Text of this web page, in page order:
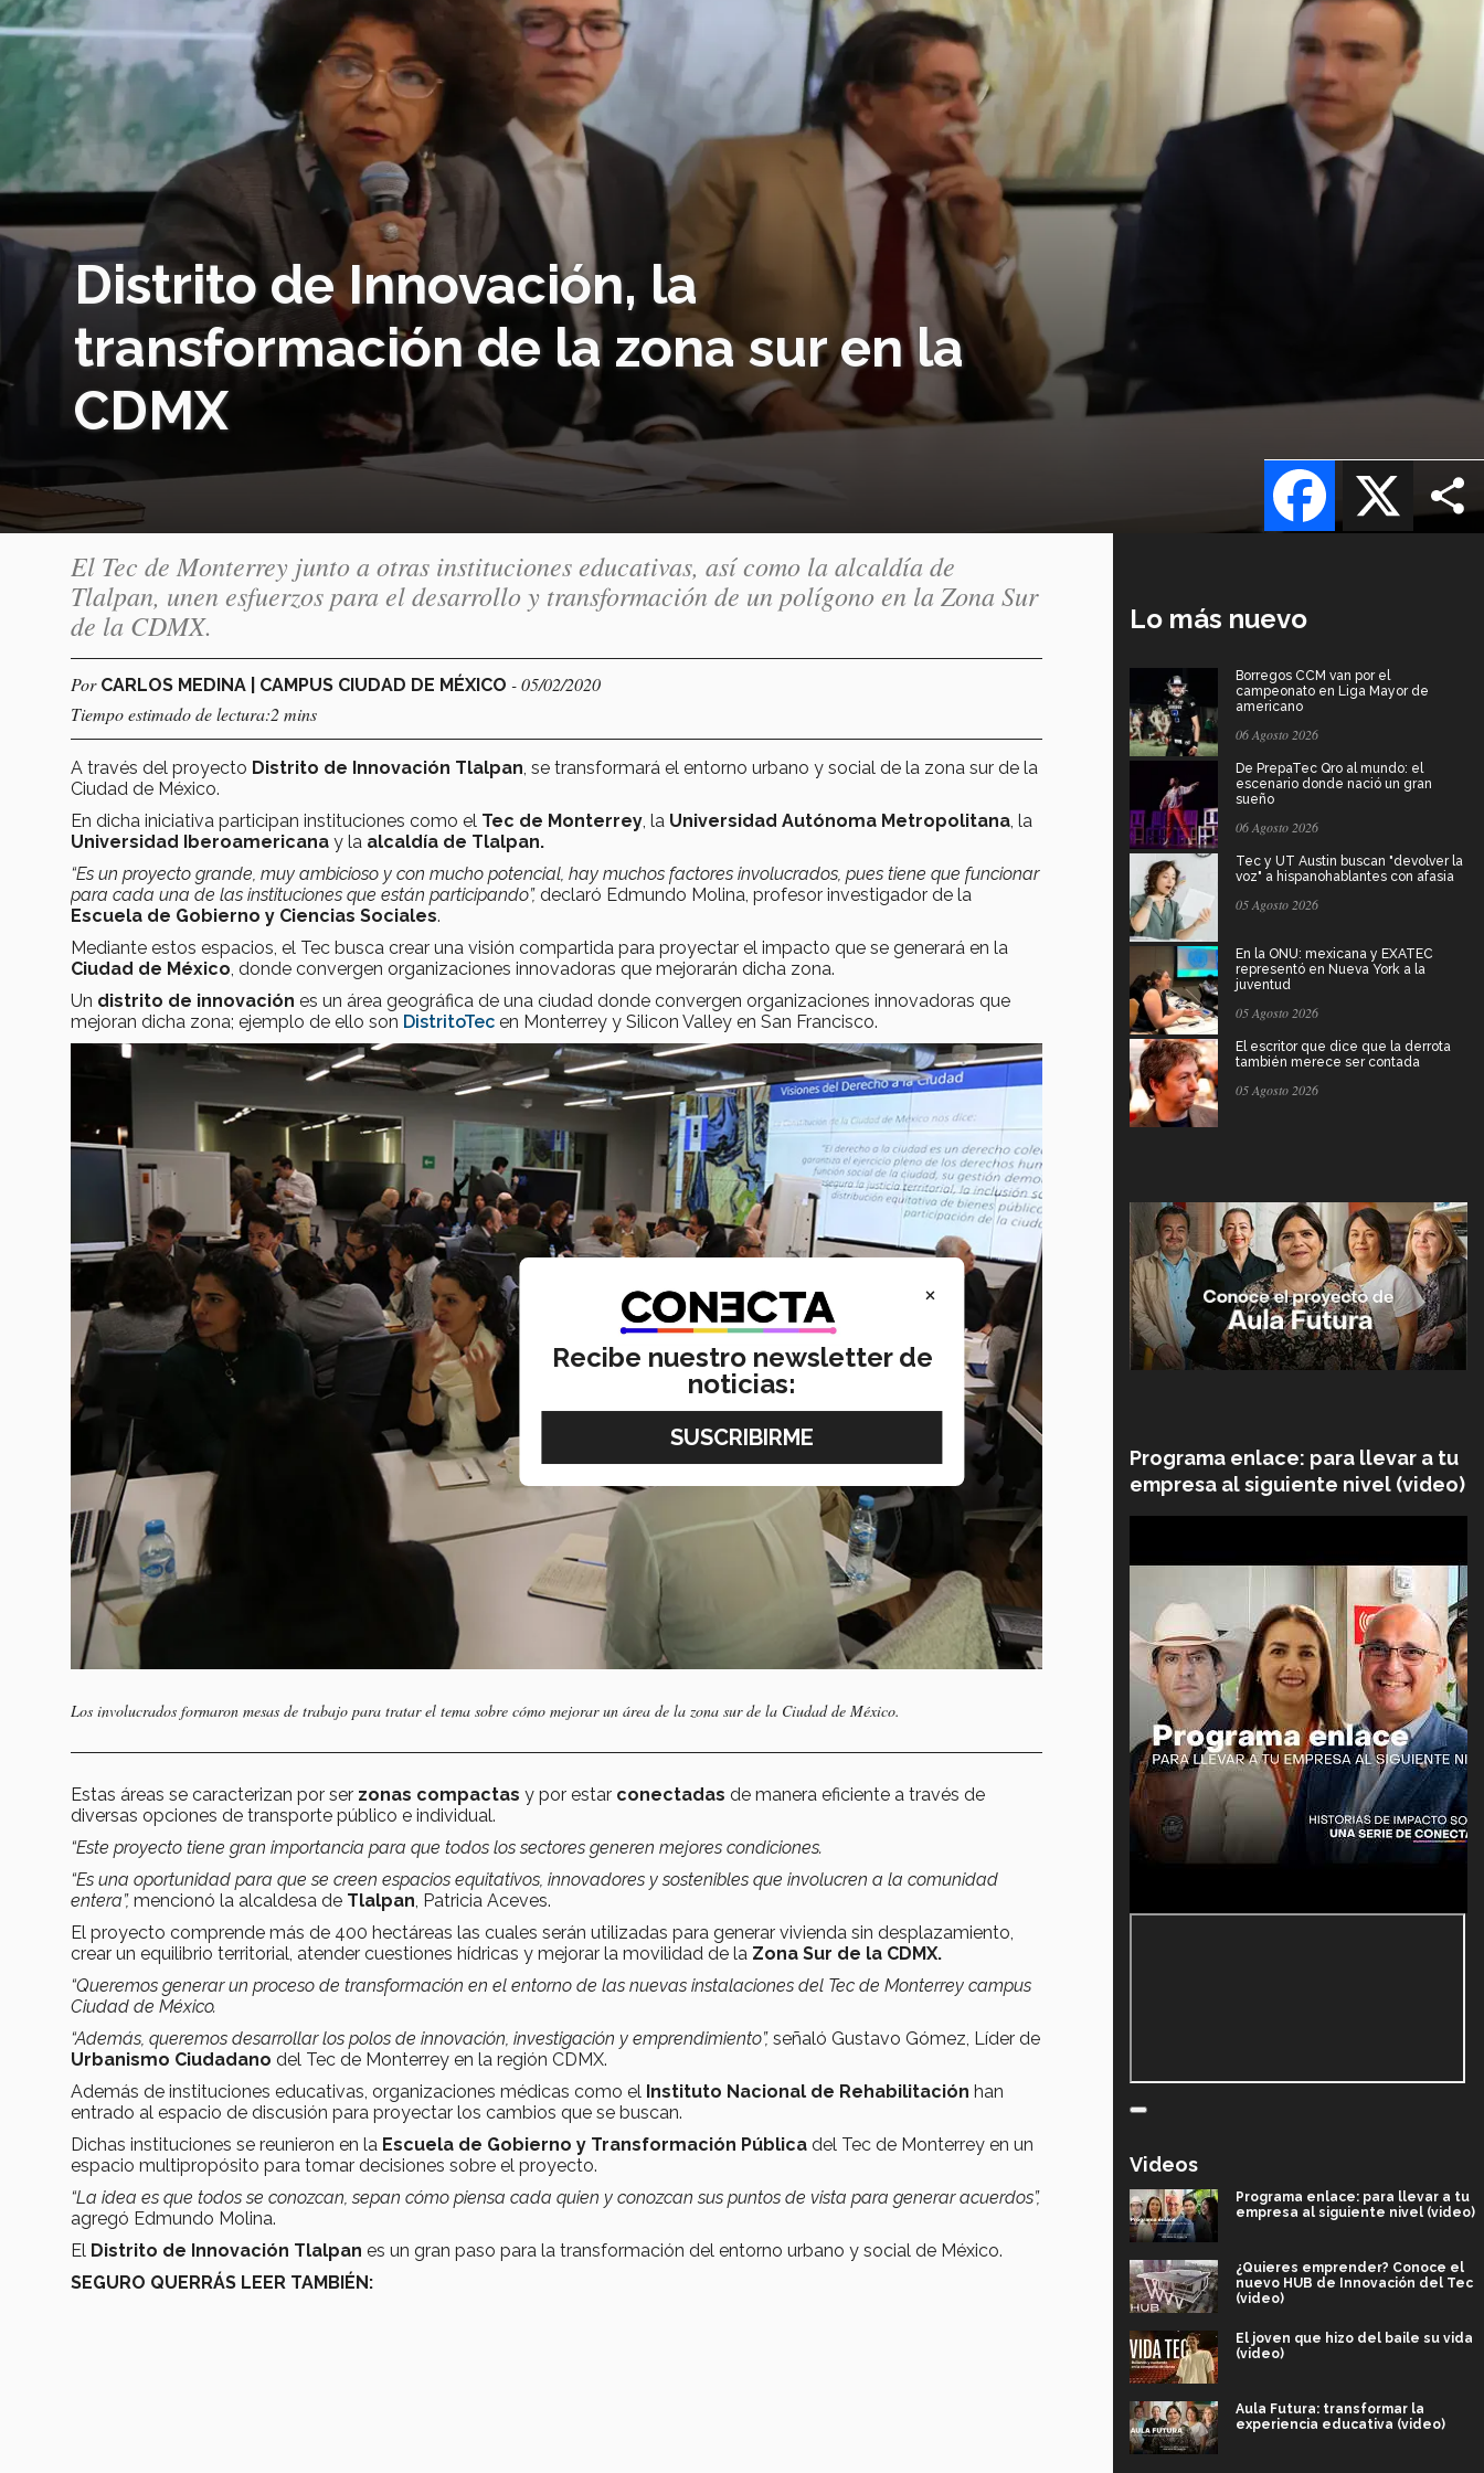
Distrito de Innovación, la
transformación de la zona sur en la
CDMX
X
Facebook
El Tec de Monterrey junto a otras instituciones educativas, así como la alcaldía de
Tlalpan, unen esfuerzos para el desarrollo y transformación de un polígono en la Zona Sur
de la CDMX.
Por CARLOS MEDINA | CAMPUS CIUDAD DE MÉXICO - 05/02/2020
Tiempo estimado de lectura:2 mins
A través del proyecto Distrito de Innovación Tlalpan , se transformará el entorno urbano y social de la zona sur de la
Ciudad de México.
En dicha iniciativa participan instituciones como el Tec de Monterrey , la Universidad Autónoma Metropolitana , la
Universidad Iberoamericana y la alcaldía de Tlalpan.
“Es un proyecto grande, muy ambicioso y con mucho potencial, hay muchos factores involucrados, pues tiene que funcionar
para cada una de las instituciones que están participando”, declaró Edmundo Molina, profesor investigador de la
Escuela de Gobierno y Ciencias Sociales.
Mediante estos espacios, el Tec busca crear una visión compartida para proyectar el impacto que se generará en la
Ciudad de México , donde convergen organizaciones innovadoras que mejorarán dicha zona.
Un distrito de innovación es un área geográfica de una ciudad donde convergen organizaciones innovadoras que
mejoran dicha zona; ejemplo de ello son DistritoTec en Monterrey y Silicon Valley en San Francisco.
Los involucrados formaron mesas de trabajo para tratar el tema sobre cómo mejorar un área de la zona sur de la Ciudad de México.
Estas áreas se caracterizan por ser zonas compactas y por estar conectadas de manera eficiente a través de
diversas opciones de transporte público e individual.
“Este proyecto tiene gran importancia para que todos los sectores generen mejores condiciones.
“Es una oportunidad para que se creen espacios equitativos, innovadores y sostenibles que involucren a la comunidad
entera”, mencionó la alcaldesa de Tlalpan , Patricia Aceves.
El proyecto comprende más de 400 hectáreas las cuales serán utilizadas para generar vivienda sin desplazamiento,
crear un equilibrio territorial, atender cuestiones hídricas y mejorar la movilidad de la Zona Sur de la CDMX.
“Queremos generar un proceso de transformación en el entorno de las nuevas instalaciones del Tec de Monterrey campus
Ciudad de México.
“Además, queremos desarrollar los polos de innovación, investigación y emprendimiento”, señaló Gustavo Gómez, Líder de
Urbanismo Ciudadano del Tec de Monterrey en la región CDMX.
Además de instituciones educativas, organizaciones médicas como el Instituto Nacional de Rehabilitación han
entrado al espacio de discusión para proyectar los cambios que se buscan.
Dichas instituciones se reunieron en la Escuela de Gobierno y Transformación Pública del Tec de Monterrey en un
espacio multipropósito para tomar decisiones sobre el proyecto.
“La idea es que todos se conozcan, sepan cómo piensa cada quien y conozcan sus puntos de vista para generar acuerdos”,
agregó Edmundo Molina.
El Distrito de Innovación Tlalpan es un gran paso para la transformación del entorno urbano y social de México.
SEGURO QUERRÁS LEER TAMBIÉN:
Lo más nuevo
Borregos CCM van por el
campeonato en Liga Mayor de
americano
06 Agosto 2026
De PrepaTec Qro al mundo: el
escenario donde nació un gran
sueño
06 Agosto 2026
Tec y UT Austin buscan "devolver la
voz" a hispanohablantes con afasia
05 Agosto 2026
En la ONU: mexicana y EXATEC
representó en Nueva York a la
juventud
05 Agosto 2026
El escritor que dice que la derrota
también merece ser contada
05 Agosto 2026
Programa enlace: para llevar a tu
empresa al siguiente nivel (video)
Videos
Programa enlace: para llevar a tu
empresa al siguiente nivel (video)
¿Quieres emprender? Conoce el
nuevo HUB de Innovación del Tec
(video)
El joven que hizo del baile su vida
(video)
Aula Futura: transformar la
experiencia educativa (video)
×
Recibe nuestro newsletter de
noticias: